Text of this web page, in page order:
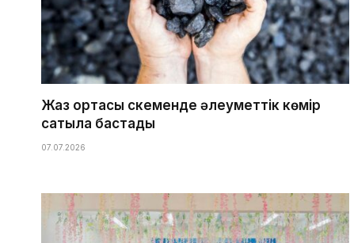
Жаз ортасы Өскеменде әлеуметтік көмір
сатыла бастады
07.07.2026